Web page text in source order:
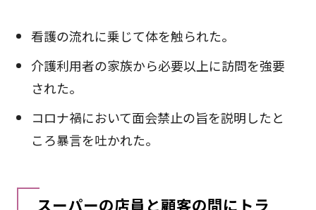
看護の流れに乗じて体を触られた。
介護利用者の家族から必要以上に訪問を強要
された。
コロナ禍において面会禁止の旨を説明したと
ころ暴言を吐かれた。
スーパーの店員と顧客の間にトラ